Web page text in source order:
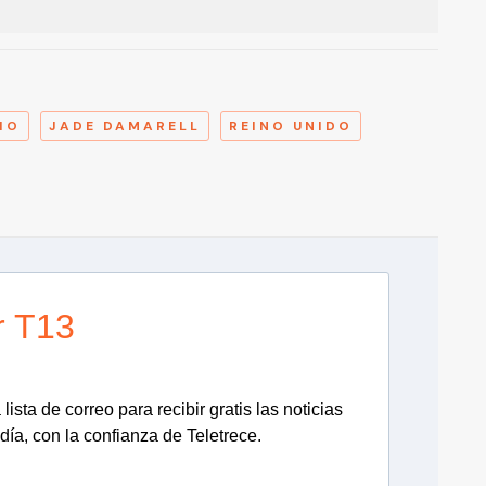
JADE DAMARELL REINO UNIDO
T13
de correo para recibir gratis las noticias
con la confianza de Teletrece.